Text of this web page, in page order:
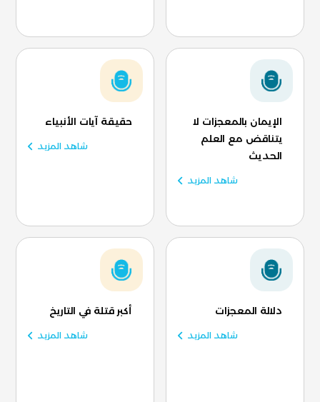
الإيمان بالمعجزات لا
يتناقض مع العلم
الحديث
شاهد المزيد
حقيقة آيات الأنبياء
شاهد المزيد
دلالة المعجزات
شاهد المزيد
أكبر قتلة في التاريخ
شاهد المزيد